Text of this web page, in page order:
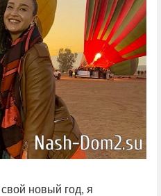
новый год, я